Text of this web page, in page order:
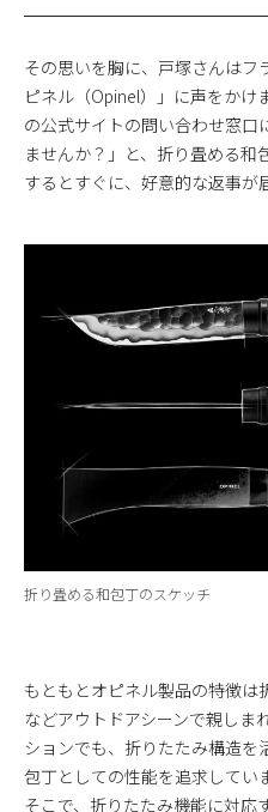
その思いを胸に、戸塚さんはフ
ピネル（Opinel）」に声をかけ
の公式サイトの問い合わせ窓口
ませんか？」と、折り畳める和
するとすぐに、好意的な返事が
折り畳める和包丁のスケッチ
もともとオピネル製品の特徴は
などアウトドアシーンで親しま
ションでも、折りたたみ構造を
包丁としての性能を追求してい
そこで、折りたたみ機能に対応